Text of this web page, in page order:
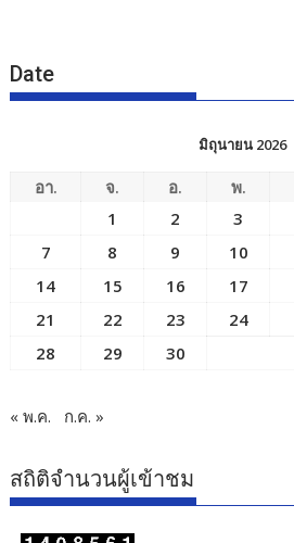
Date
มิถุนายน 2026
อา. จ. อ. พ.
1
2 3
7
8 9 10
14
15 16 17
21
22 23 24
28
29 30
« พ.ค. ก.ค. »
สถิติจำนวนผู้เข้าชม